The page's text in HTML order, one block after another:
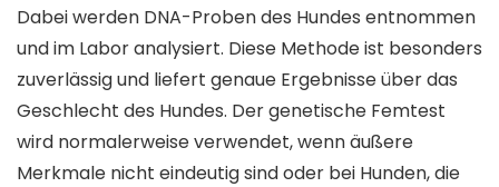
Dabei werden DNA-Proben des Hundes entnommen
und im Labor analysiert. Diese Methode ist besonders
zuverlässig und liefert genaue Ergebnisse über das
Geschlecht des Hundes. Der genetische Femtest
wird normalerweise verwendet, wenn äußere
Merkmale nicht eindeutig sind oder bei Hunden, die